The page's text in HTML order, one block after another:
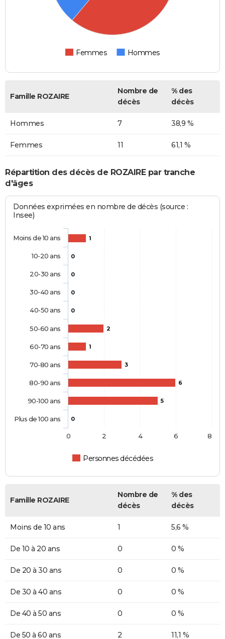
Femmes Hommes
Famille ROZAIRE
Nombre de
décès
% des
décès
Hommes 7 38,9 %
Femmes 11 61,1 %
Répartition des décès de ROZAIRE par tranche
d'âges
Données exprimées en nombre de décès (source :
Insee)
1
0
0
0
0
2
1
3
6
5
0
Personnes décédées
Moins de 10 ans
10-20 ans
20-30 ans
30-40 ans
40-50 ans
50-60 ans
60-70 ans
70-80 ans
80-90 ans
90-100 ans
Plus de 100 ans
0 2 4 6 8
Famille ROZAIRE
Nombre de
décès
% des
décès
Moins de 10 ans 1 5,6 %
De 10 à 20 ans 0 0 %
De 20 à 30 ans 0 0 %
De 30 à 40 ans 0 0 %
De 40 à 50 ans 0 0 %
De 50 à 60 ans 2 11,1 %